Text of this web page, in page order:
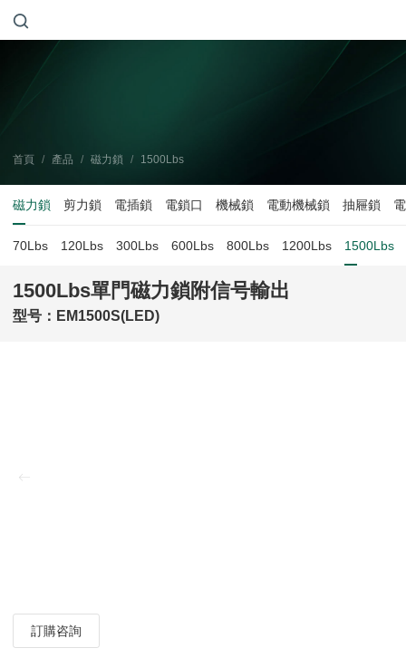
首頁 / 產品 / 磁力鎖 / 1500Lbs
磁力鎖 剪力鎖 電插鎖 電鎖口 機械鎖 電動機械鎖 抽屜鎖
70Lbs 120Lbs 300Lbs 600Lbs 800Lbs 1200Lbs 1500Lbs
1500Lbs單門磁力鎖附信号輸出
型号：EM1500S(LED)
訂購咨詢